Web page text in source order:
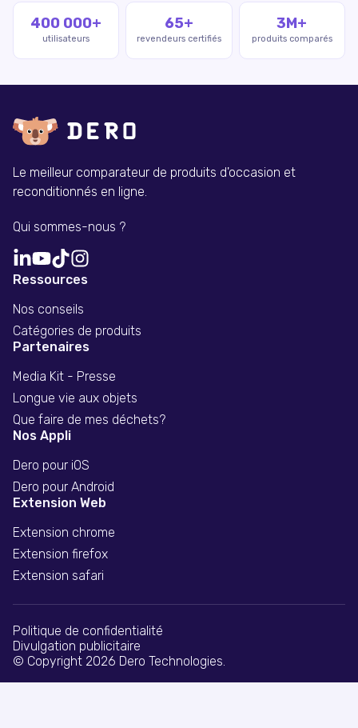
400 000+
utilisateurs
65+
revendeurs certifiés
3M+
produits comparés
Le meilleur comparateur de produits d'occasion et
reconditionnés en ligne.
Qui sommes-nous ?
Ressources
Nos conseils
Catégories de produits
Partenaires
Media Kit - Presse
Longue vie aux objets
Que faire de mes déchets?
Nos Appli
Dero pour iOS
Dero pour Android
Extension Web
Extension chrome
Extension firefox
Extension safari
© Copyright 2026 Dero Technologies.
Politique de confidentialité
Divulgation publicitaire